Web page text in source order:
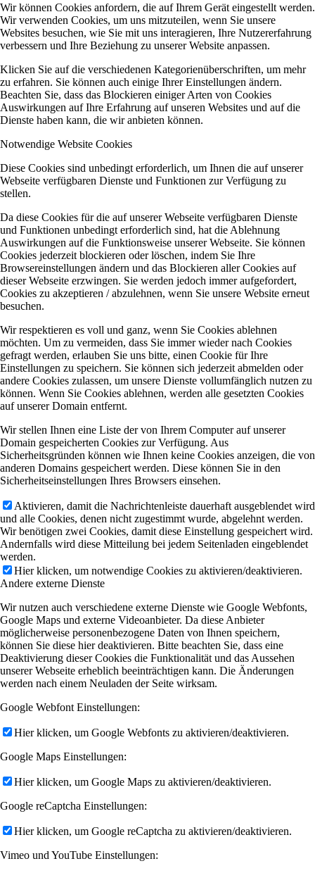
Wir können Cookies anfordern, die auf Ihrem Gerät eingestellt werden.
Wir verwenden Cookies, um uns mitzuteilen, wenn Sie unsere
Websites besuchen, wie Sie mit uns interagieren, Ihre Nutzererfahrung
verbessern und Ihre Beziehung zu unserer Website anpassen.
Klicken Sie auf die verschiedenen Kategorienüberschriften, um mehr
zu erfahren. Sie können auch einige Ihrer Einstellungen ändern.
Beachten Sie, dass das Blockieren einiger Arten von Cookies
Auswirkungen auf Ihre Erfahrung auf unseren Websites und auf die
Dienste haben kann, die wir anbieten können.
Notwendige Website Cookies
Diese Cookies sind unbedingt erforderlich, um Ihnen die auf unserer
Webseite verfügbaren Dienste und Funktionen zur Verfügung zu
stellen.
Da diese Cookies für die auf unserer Webseite verfügbaren Dienste
und Funktionen unbedingt erforderlich sind, hat die Ablehnung
Auswirkungen auf die Funktionsweise unserer Webseite. Sie können
Cookies jederzeit blockieren oder löschen, indem Sie Ihre
Browsereinstellungen ändern und das Blockieren aller Cookies auf
dieser Webseite erzwingen. Sie werden jedoch immer aufgefordert,
Cookies zu akzeptieren / abzulehnen, wenn Sie unsere Website erneut
besuchen.
Wir respektieren es voll und ganz, wenn Sie Cookies ablehnen
möchten. Um zu vermeiden, dass Sie immer wieder nach Cookies
gefragt werden, erlauben Sie uns bitte, einen Cookie für Ihre
Einstellungen zu speichern. Sie können sich jederzeit abmelden oder
andere Cookies zulassen, um unsere Dienste vollumfänglich nutzen zu
können. Wenn Sie Cookies ablehnen, werden alle gesetzten Cookies
auf unserer Domain entfernt.
Wir stellen Ihnen eine Liste der von Ihrem Computer auf unserer
Domain gespeicherten Cookies zur Verfügung. Aus
Sicherheitsgründen können wie Ihnen keine Cookies anzeigen, die von
anderen Domains gespeichert werden. Diese können Sie in den
Sicherheitseinstellungen Ihres Browsers einsehen.
Aktivieren, damit die Nachrichtenleiste dauerhaft ausgeblendet wird
und alle Cookies, denen nicht zugestimmt wurde, abgelehnt werden.
Wir benötigen zwei Cookies, damit diese Einstellung gespeichert wird.
Andernfalls wird diese Mitteilung bei jedem Seitenladen eingeblendet
werden.
Hier klicken, um notwendige Cookies zu aktivieren/deaktivieren.
Andere externe Dienste
Wir nutzen auch verschiedene externe Dienste wie Google Webfonts,
Google Maps und externe Videoanbieter. Da diese Anbieter
möglicherweise personenbezogene Daten von Ihnen speichern,
können Sie diese hier deaktivieren. Bitte beachten Sie, dass eine
Deaktivierung dieser Cookies die Funktionalität und das Aussehen
unserer Webseite erheblich beeinträchtigen kann. Die Änderungen
werden nach einem Neuladen der Seite wirksam.
Google Webfont Einstellungen:
Hier klicken, um Google Webfonts zu aktivieren/deaktivieren.
Google Maps Einstellungen:
Hier klicken, um Google Maps zu aktivieren/deaktivieren.
Google reCaptcha Einstellungen:
Hier klicken, um Google reCaptcha zu aktivieren/deaktivieren.
Vimeo und YouTube Einstellungen: